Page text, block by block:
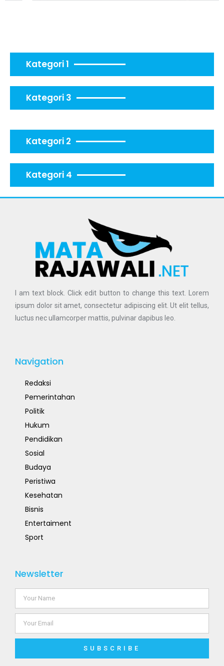
Kategori 1
Kategori 3
Kategori 2
Kategori 4
I am text block. Click edit button to change this text. Lorem
ipsum dolor sit amet, consectetur adipiscing elit. Ut elit tellus,
luctus nec ullamcorper mattis, pulvinar dapibus leo.
Navigation
Redaksi
Pemerintahan
Politik
Hukum
Pendidikan
Sosial
Budaya
Peristiwa
Kesehatan
Bisnis
Entertaiment
Sport
Newsletter
SUBSCRIBE